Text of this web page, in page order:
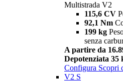
Multistrada V2
115,6 CV
92,1 Nm
199 kg
senza
A partire da
Depotenziata 35
Configura Scopri
V2 S